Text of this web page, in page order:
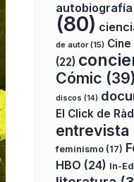
autobiografía
(80)
de autor(15)
(22)
Cómic (39)
discos (14)
El Click de
entrevista
feminismo (17)
HBO (24) In-